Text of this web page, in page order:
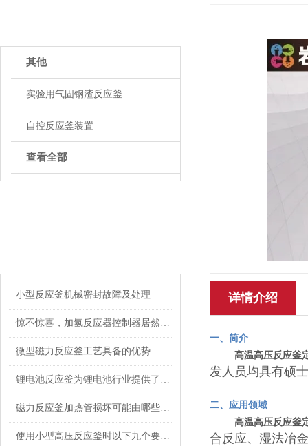
其他
实验用气固钢渣反应釜
自控反应釜装置
查看全部
小型反应釜机械密封故障及处理
惊不惊喜，加氢反应器控制器居然有这些优点
微型磁力反应釜工艺具备的优势
锂电池反应釜为锂电池行业提供了重要的技术支持
磁力反应釜加热管损坏可能由哪些原因引起的呢？
使用小型高压反应釜时以下九个要点要注意
详情介绍
一、简介
高温高压反应釜
发人员均具有硕
二、应用领域
高温高压反应釜
合反应、湿法冶